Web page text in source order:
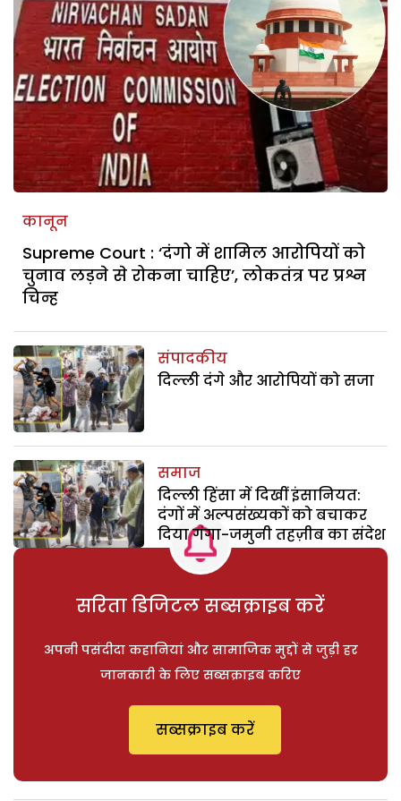
कानून
Supreme Court : ‘दंगो में शामिल आरोपियों को
चुनाव लड़ने से रोकना चाहिए’, लोकतंत्र पर प्रश्न
चिन्ह
संपादकीय
दिल्ली दंगे और आरोपियों को सजा
समाज
दिल्ली हिंसा में दिखीं इंसानियत:
दंगों में अल्पसंख्यकों को बचाकर
दिया गंगा-जमुनी तहज़ीब का संदेश
सरिता डिजिटल सब्सक्राइब करें
अपनी पसंदीदा कहानियां और सामाजिक मुद्दों से जुड़ी हर
जानकारी के लिए सब्सक्राइब करिए
सब्सक्राइब करें